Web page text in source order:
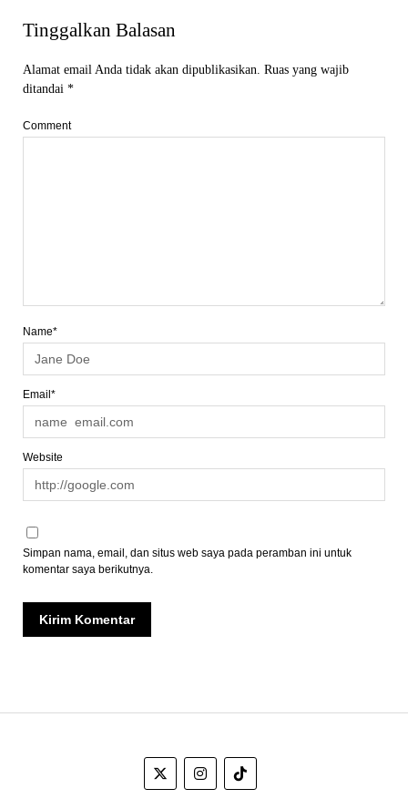
Tinggalkan Balasan
Alamat email Anda tidak akan dipublikasikan. Ruas yang wajib
ditandai *
Comment
Name*
Email*
Website
Simpan nama, email, dan situs web saya pada peramban ini untuk
komentar saya berikutnya.